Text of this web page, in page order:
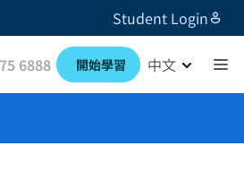
Student Login
6888 開始學習 中文